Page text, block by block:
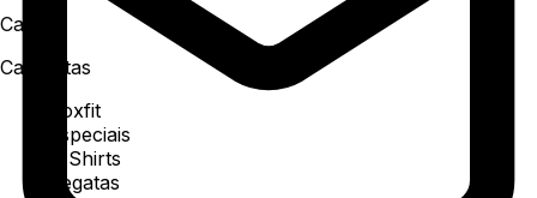
Camisa
Camisetas
Boxfit
Especiais
T-Shirts
Regatas